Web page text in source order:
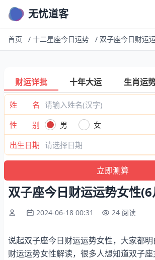
无忧道客
首页 / 十二星座今日运势 / 双子座今日财运
财运详批 十年大运 生肖运
姓 名
性 别
男
女
出生日期
双子座今日财运运势女性
2024-06-18 00:31 24 阅读
说起双子座今日财运运势女性，大家都
财运运势女性解读，很多人想知道双子